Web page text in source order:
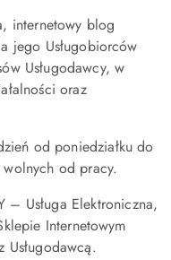
internetowy blog
jego Usługobiorców
Usługodawcy, w
oraz
od poniedziałku do
wolnych od pracy.
– Usługa Elektroniczna,
Internetowym
Usługodawcą.